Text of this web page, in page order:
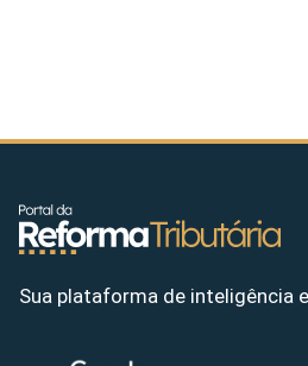
Sua plataforma de inteligência